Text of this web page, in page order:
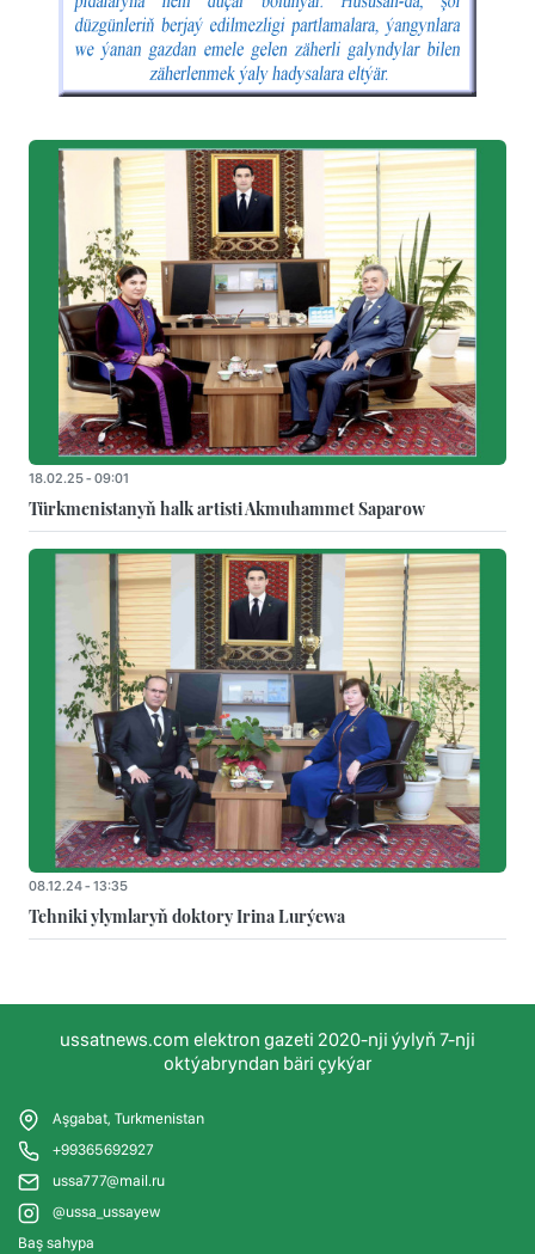
18.02.25 - 09:01
Türkmenistanyň halk artisti Akmuhammet Saparow
08.12.24 - 13:35
Tehniki ylymlaryň doktory Irina Lurýewa
ussatnews.com elektron gazeti 2020-nji ýylyň 7-nji
oktýabryndan bäri çykýar
Aşgabat, Turkmenistan
+99365692927
ussa777@mail.ru
@ussa_ussayew
Baş sahypa